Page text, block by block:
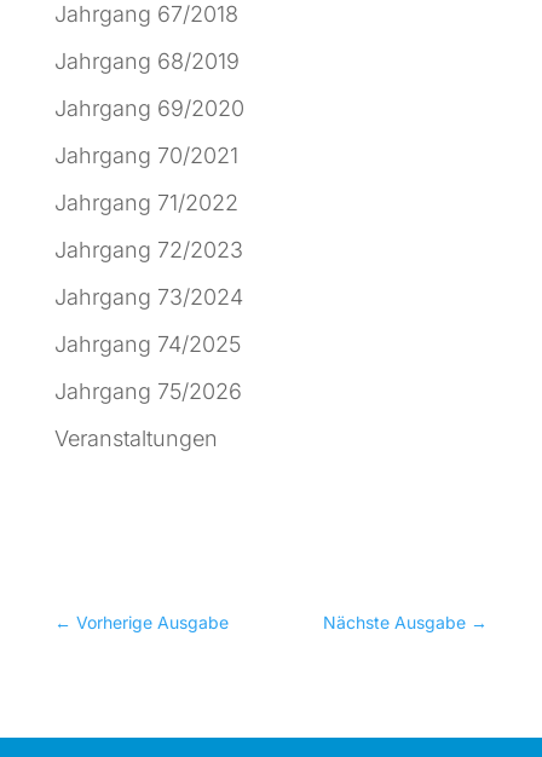
Jahrgang 67/2018
Jahrgang 68/2019
Jahrgang 69/2020
Jahrgang 70/2021
Jahrgang 71/2022
Jahrgang 72/2023
Jahrgang 73/2024
Jahrgang 74/2025
Jahrgang 75/2026
Veranstaltungen
← Vorherige Ausgabe Nächste Ausgabe →